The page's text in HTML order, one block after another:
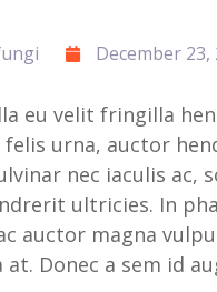
December 23,
eu velit fringilla
urna, auctor
nec iaculis ac,
ultricies. In
auctor magna
at. Donec a sem id